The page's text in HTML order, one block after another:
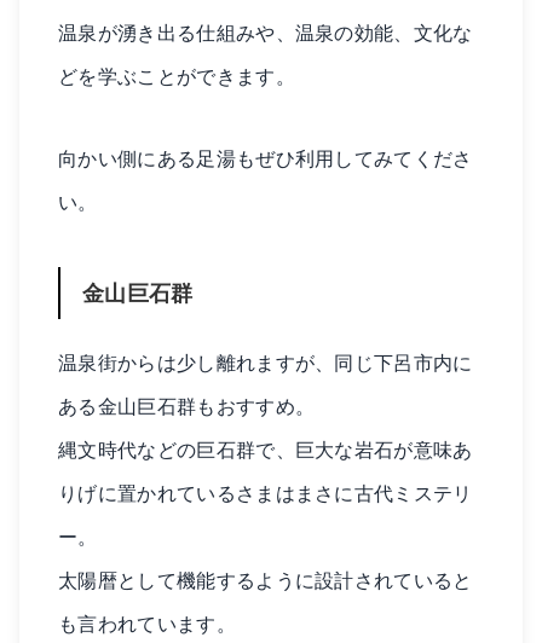
温泉が湧き出る仕組みや、温泉の効能、文化な
どを学ぶことができます。
向かい側にある足湯もぜひ利用してみてくださ
い。
金山巨石群
温泉街からは少し離れますが、同じ下呂市内に
ある金山巨石群もおすすめ。
縄文時代などの巨石群で、巨大な岩石が意味あ
りげに置かれているさまはまさに古代ミステリ
ー。
太陽暦として機能するように設計されていると
も言われています。